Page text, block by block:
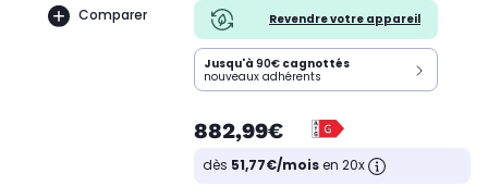
Comparer Revendre votre appareil
Jusqu'à 90€ cagnottés
nouveaux adhérents
882,99€
dès 51,77€/moisen 20x